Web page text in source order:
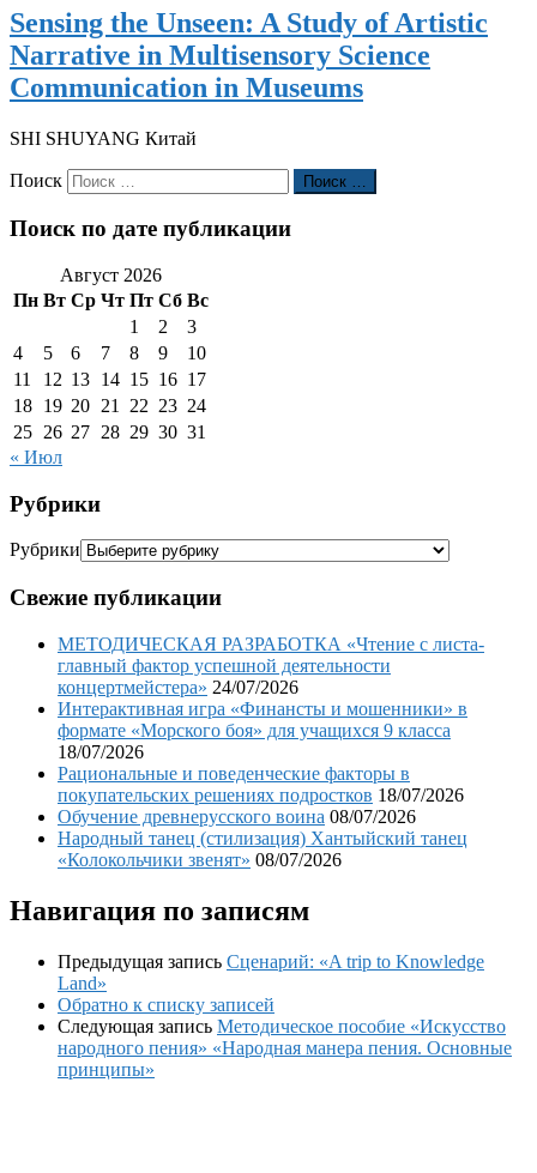
Sensing the Unseen: A Study of Artistic
Narrative in Multisensory Science
Communication in Museums
SHI SHUYANG Китай
Поиск Поиск …
Поиск по дате публикации
Август 2026
Пн Вт Ср Чт Пт Сб Вс
1
2
3
4
5 6 7 8 9
10
11
12 13 14 15 16 17
18 19 20 21 22 23 24
25 26 27 28 29 30 31
« Июл
Рубрики
Рубрики
Свежие публикации
МЕТОДИЧЕСКАЯ РАЗРАБОТКА «Чтение с листа-
главный фактор успешной деятельности
концертмейстера» 24/07/2026
Интерактивная игра «Финансты и мошенники» в
формате «Морского боя» для учащихся 9 класса
18/07/2026
Рациональные и поведенческие факторы в
покупательских решениях подростков 18/07/2026
Обучение древнерусского воина 08/07/2026
Народный танец (стилизация) Хантыйский танец
«Колокольчики звенят» 08/07/2026
Навигация по записям
Предыдущая запись Сценарий: «A trip to Knowledge
Land»
Обратно к списку записей
Следующая запись Методическое пособие «Искусство
народного пения» «Народная манера пения. Основные
принципы»